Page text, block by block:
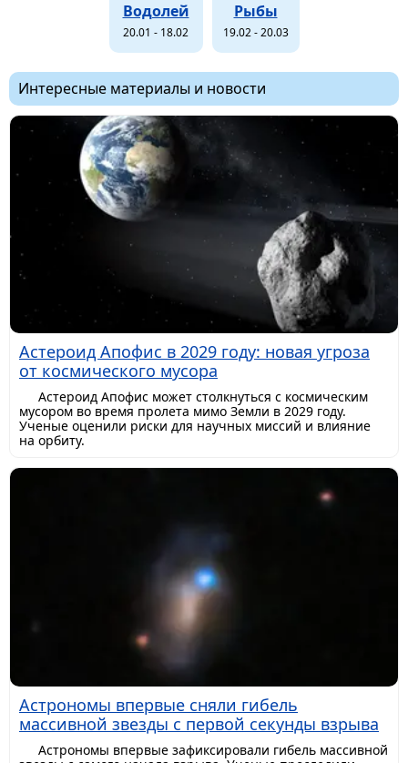
Водолей
20.01 - 18.02
Рыбы
19.02 - 20.03
Интересные материалы и новости
Астероид Апофис в 2029 году: новая угроза
от космического мусора
Астероид Апофис может столкнуться с космическим
мусором во время пролета мимо Земли в 2029 году.
Ученые оценили риски для научных миссий и влияние
на орбиту.
Астрономы впервые сняли гибель
массивной звезды с первой секунды взрыва
Астрономы впервые зафиксировали гибель массивной